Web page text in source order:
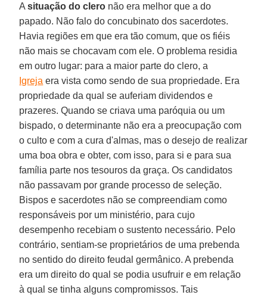
Asituação do clero não era melhor que a do
papado. Não falo do concubinato dos sacerdotes.
Havia regiões em que era tão comum, que os fiéis
não mais se chocavam com ele. O problema residia
em outro lugar: para a maior parte do clero, a
Igreja era vista como sendo de sua propriedade. Era
propriedade da qual se auferiam dividendos e
prazeres. Quando se criava uma paróquia ou um
bispado, o determinante não era a preocupação com
o culto e com a cura d'almas, mas o desejo de realizar
uma boa obra e obter, com isso, para si e para sua
família parte nos tesouros da graça. Os candidatos
não passavam por grande processo de seleção.
Bispos e sacerdotes não se compreendiam como
responsáveis por um ministério, para cujo
desempenho recebiam o sustento necessário. Pelo
contrário, sentiam-se proprietários de uma prebenda
no sentido do direito feudal germânico. A prebenda
era um direito do qual se podia usufruir e em relação
à qual se tinha alguns compromissos. Tais